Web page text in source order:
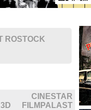
ROSTOCK
CINESTAR
FILMPALAST